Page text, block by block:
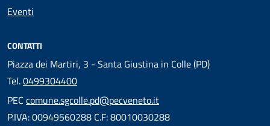
Eventi
CONTATTI
Piazza dei Martiri, 3 - Santa Giustina in Colle (PD)
Tel.0499304400
PEC comune.sgcolle.pd@pecveneto.it
P.IVA: 00949560288 C.F: 80010030288